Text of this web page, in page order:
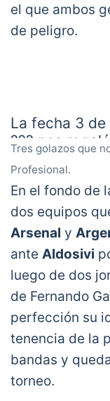
el que ambos
de peligro.
La fecha 3 de
??? nos
las firmas de
Renzo Tesuri
Giménez
del Estero).
—
2021
Tres golazos que
Profesional.
En el fondo de
dos equipos
Arsenal y
ante Aldosivi
luego de dos
de Fernando
perfección su
tenencia de la
bandas y
torneo.